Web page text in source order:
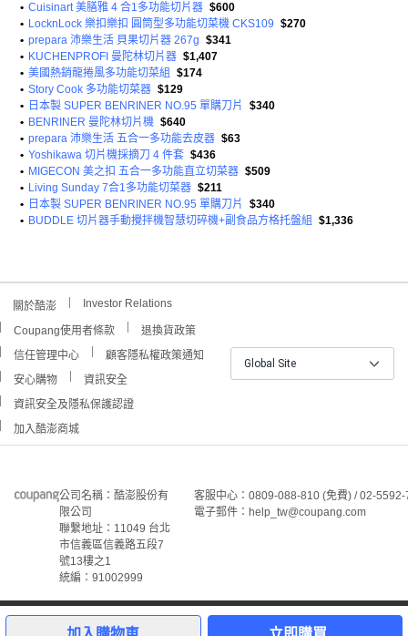
• Cuisinart 美膳雅 4 合1多功能切片器 $600
• LocknLock 樂扣樂扣 圓筒型多功能切菜機 CKS109 $270
• prepara 沛樂生活 貝果切片器 267g $341
• KUCHENPROFI 曼陀林切片器 $1,407
• 美國熱銷龍捲風多功能切菜組
$174
• Story Cook 多功能切菜器 $129
•
日本製 SUPER BENRINER NO.95 單購刀片
$340
• BENRINER 曼陀林切片機 $640
• prepara 沛樂生活 五合一多功能去皮器 $63
• Yoshikawa 切片機採摘刀 4 件套 $436
• MIGECON 美之扣 五合一多功能直立切菜器 $509
• Living Sunday 7合1多功能切菜器 $211
•
日本製 SUPER BENRINER NO.95 單購刀片
$340
• BUDDLE 切片器手動攪拌機智慧切碎機+副食品方格托盤組 $1,336
關於酷澎 Investor Relations
Coupang使用者條款
退換貨政策
信任管理中心
顧客隱私權政策通知
安心購物
資訊安全
資訊安全及隱私保護認證
加入酷澎商城
Global Site
公司名稱：酷澎股份有
限公司
聯繫地址：11049 台北
市信義區信義路五段7
號13樓之1
統編：91002999
客服中心：0809-088-810 (免費) / 02-
電子郵件：help_tw@coupang.com
©Coupang Taiwan Co., Ltd. 保留所有權利。
本網站上顯示的所有商標、標誌和服務標誌均為酷澎股份有